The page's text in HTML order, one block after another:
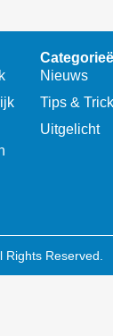
Nieuws
Tips &
Uitgelicht
Rights Reserved.